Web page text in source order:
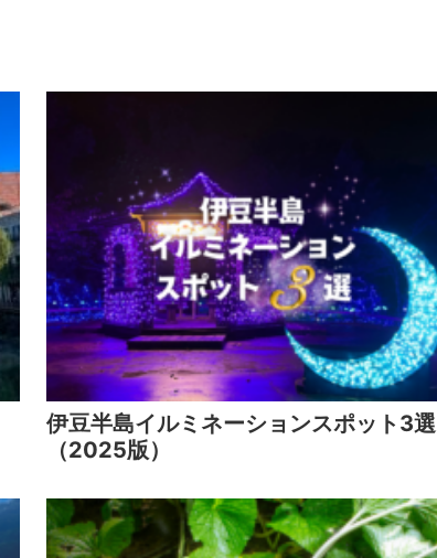
伊豆半島イルミネーションスポット3選
（2025版）